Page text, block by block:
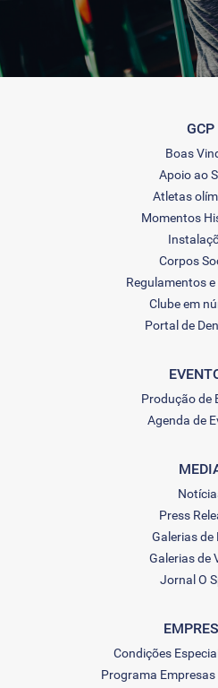
GCP
Boas
Apoio ao
Atletas
Momentos
Corpos
Regulamentos
Clube em
Portal de
Produção de
Agenda de
Press
Galerias de
Galerias de
Jornal O
Condições
Programa